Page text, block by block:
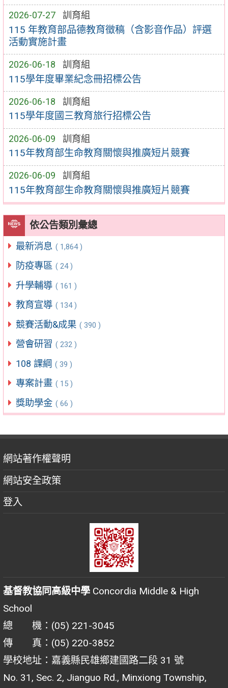
2026-07-27 訓育組
115 年教育部品德教育徵稿（含影音作品）評選
活動實施計畫
2026-06-18 訓育組
115學年度畢業紀念冊招標公告
2026-06-18 訓育組
115學年度國三教育旅行招標公告
2026-06-09 訓育組
115年教育部生命教育關懷與推廣短片競賽
2026-06-09 訓育組
115年教育部生命教育關懷與推廣短片競賽
依公告類別彙總
最新消息 ( 1,864 )
防疫專區 ( 24 )
升學輔導 ( 161 )
教育宣導 ( 134 )
競賽活動&成果 ( 390 )
營會研習 ( 232 )
108 課綱 ( 39 )
專案計畫 ( 15 )
獎助學金 ( 66 )
網站著作權聲明
網站安全政策
登入
基督教協同高級中學 Concordia Middle & High
School
總 機：(05) 221-3045
傳 真：(05) 220-3852
學校地址：嘉義縣民雄鄉建國路二段 31 號
No. 31, Sec. 2, Jianguo Rd., Minxiong Township,